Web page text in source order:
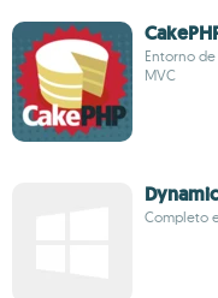
Entorno
MVC
Completo